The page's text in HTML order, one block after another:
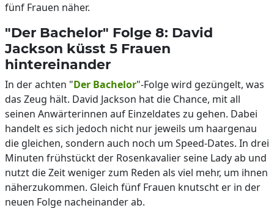
fünf Frauen näher.
"Der Bachelor" Folge 8: David
Jackson küsst 5 Frauen
hintereinander
In der achten "Der Bachelor"-Folge wird gezüngelt, was
das Zeug hält. David Jackson hat die Chance, mit all
seinen Anwärterinnen auf Einzeldates zu gehen. Dabei
handelt es sich jedoch nicht nur jeweils um haargenau
die gleichen, sondern auch noch um Speed-Dates. In drei
Minuten frühstückt der Rosenkavalier seine Lady ab und
nutzt die Zeit weniger zum Reden als viel mehr, um ihnen
näherzukommen. Gleich fünf Frauen knutscht er in der
neuen Folge nacheinander ab.